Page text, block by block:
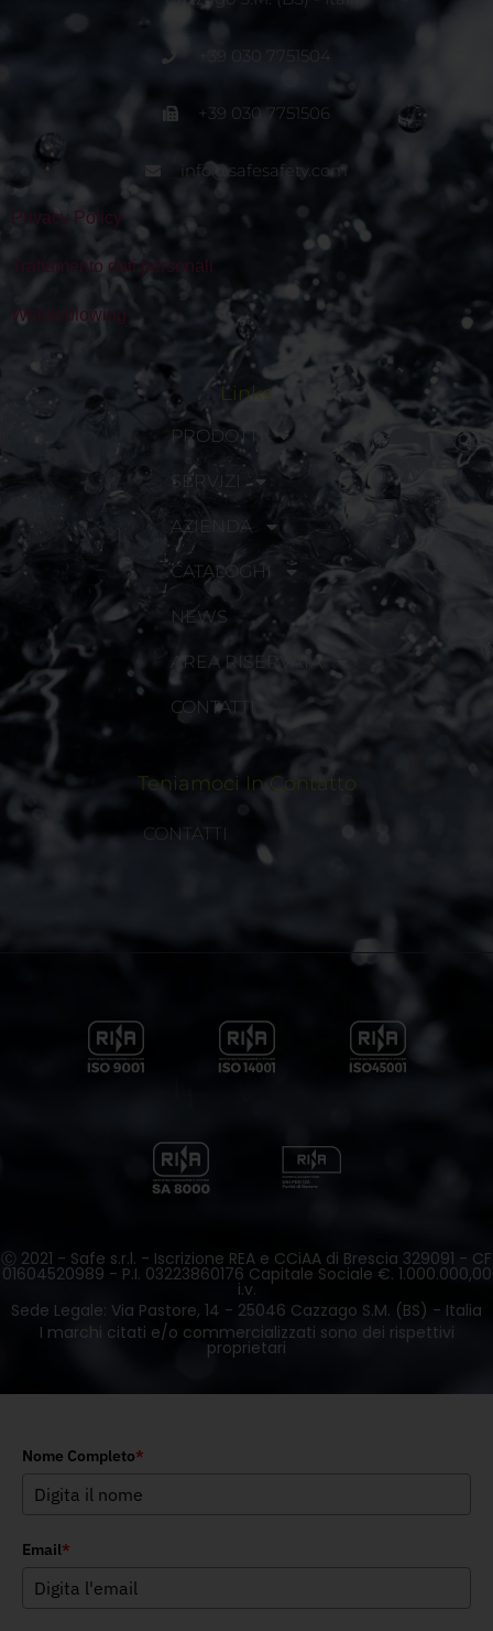
+39 030 7751504
+39 030 7751506
info@safesafety.com
Privacy Policy
Trattamento dati personali
Whisleblowing
Links
PRODOTTI
SERVIZI
AZIENDA
CATALOGHI
NEWS
AREA RISERVATA
CONTATTI
Teniamoci In Contatto
CONTATTI
Ⓒ 2021 - Safe s.r.l. - Iscrizione REA e CCiAA di Brescia 329091 - CF
01604520989 - P.I. 03223860176 Capitale Sociale €. 1.000.000,00
i.v.
Sede Legale: Via Pastore, 14 - 25046 Cazzago S.M. (BS) - Italia
I marchi citati e/o commercializzati sono dei rispettivi
proprietari
Nome Completo*
Email*